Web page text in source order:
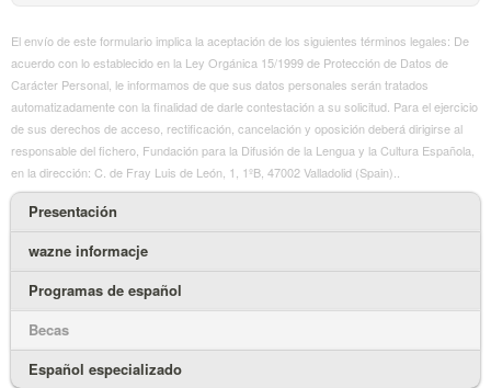
El envío de este formulario implica la aceptación de los siguientes términos legales: De
acuerdo con lo establecido en la Ley Orgánica 15/1999 de Protección de Datos de
Carácter Personal, le informamos de que sus datos personales serán tratados
automatizadamente con la finalidad de darle contestación a su solicitud. Para el ejercicio
de sus derechos de acceso, rectificación, cancelación y oposición deberá dirigirse al
responsable del fichero, Fundación para la Difusión de la Lengua y la Cultura Española,
en la dirección: C. de Fray Luis de León, 1, 1ºB, 47002 Valladolid (Spain)..
Presentación
wazne informacje
Programas de español
Becas
Español especializado